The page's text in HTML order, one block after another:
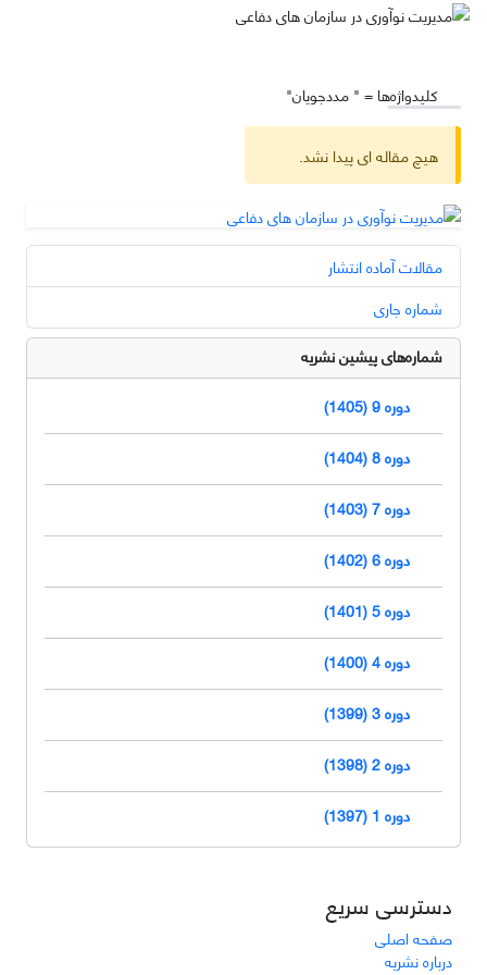
کلیدواژه‌ها = " مددجویان"
هیچ مقاله ای پیدا نشد.
مقالات آماده انتشار
شماره جاری
شماره‌های پیشین نشریه
دوره 9 (1405)
دوره 8 (1404)
دوره 7 (1403)
دوره 6 (1402)
دوره 5 (1401)
دوره 4 (1400)
دوره 3 (1399)
دوره 2 (1398)
دوره 1 (1397)
دسترسی سریع
صفحه اصلی
درباره نشریه